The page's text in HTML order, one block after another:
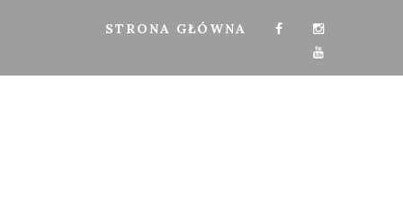
STRONA GŁÓWNA